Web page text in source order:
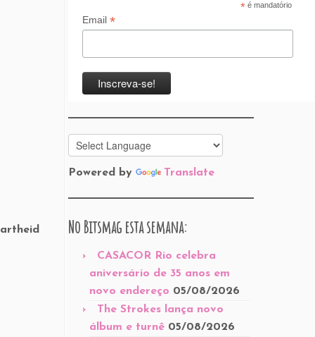
*é mandatório
Email *
Powered by Translate
No Bitsmag esta semana:
CASACOR Rio celebra
aniversário de 35 anos em
novo endereço 05/08/2026
The Strokes lança novo
álbum e turnê 05/08/2026